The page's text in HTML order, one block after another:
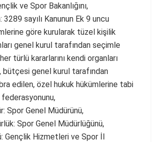
ve Spor Bakanlığını,
sayılı Kanunun Ek 9 uncu
göre kurularak tüzel kişilik
genel kurul tarafından seçimle
türlü kararlarını kendi organları
bütçesi genel kurul tarafından
edilen, özel hukuk hükümlerine tabi
federasyonunu,
Spor Genel Müdürünü,
Spor Genel Müdürlüğünü,
Gençlik Hizmetleri ve Spor İl